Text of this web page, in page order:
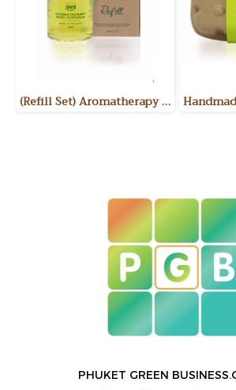
(Refill Set) Aromatherapy Reed Diffuser 100 ml. น้ำหอมปรับอากาศ
PHUKET GREEN